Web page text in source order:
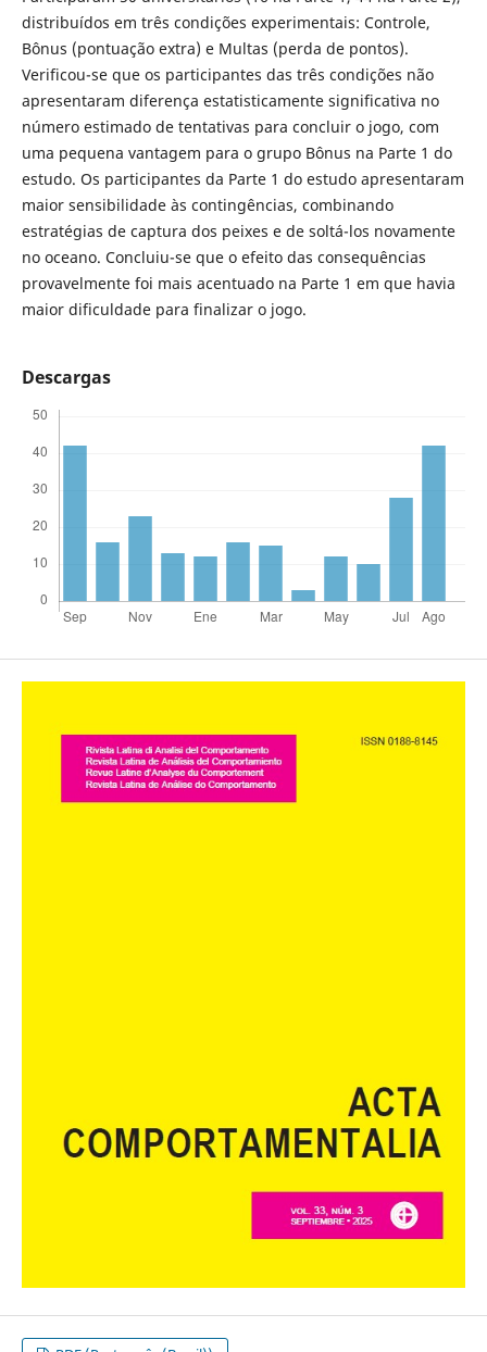
distribuídos em três condições experimentais: Controle,
Bônus (pontuação extra) e Multas (perda de pontos).
Verificou-se que os participantes das três condições não
apresentaram diferença estatisticamente significativa no
número estimado de tentativas para concluir o jogo, com
uma pequena vantagem para o grupo Bônus na Parte 1 do
estudo. Os participantes da Parte 1 do estudo apresentaram
maior sensibilidade às contingências, combinando
estratégias de captura dos peixes e de soltá-los novamente
no oceano. Concluiu-se que o efeito das consequências
provavelmente foi mais acentuado na Parte 1 em que havia
maior dificuldade para finalizar o jogo.
Descargas